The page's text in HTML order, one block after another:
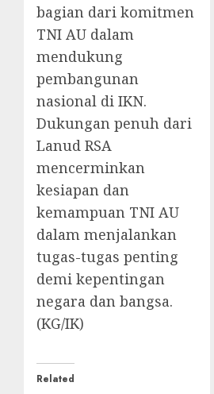
bagian dari komitmen
TNI AU dalam
mendukung
pembangunan
nasional di IKN.
Dukungan penuh dari
Lanud RSA
mencerminkan
kesiapan dan
kemampuan TNI AU
dalam menjalankan
tugas-tugas penting
demi kepentingan
negara dan bangsa.
(KG/IK)
Related